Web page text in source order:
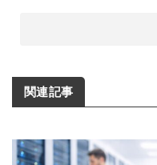
関連記事